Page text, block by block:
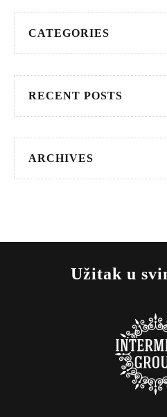
CATEGORIES
RECENT POSTS
ARCHIVES
Užitak u